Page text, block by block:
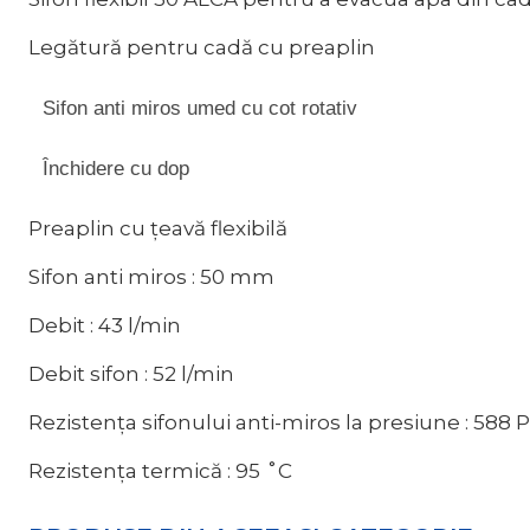
Legătură pentru cadă cu preaplin
Sifon anti miros umed cu cot rotativ
Închidere cu dop
Preaplin cu țeavă flexibilă
Sifon anti miros : 50 mm
Debit : 43 l/min
Debit sifon : 52 l/min
Rezistența sifonului anti-miros la presiune : 588
Rezistența termică : 95 ˚C